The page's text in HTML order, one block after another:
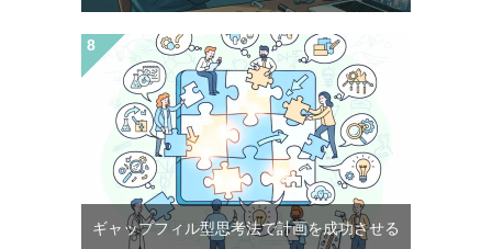
ギャップフィル型思考法で計画を成功させる